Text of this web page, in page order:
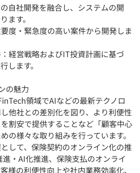
自社開発を融合し、システムの開
ます。
度・緊急度の高い案件から開発しま
経営戦略およびIT投資計画に基づ
します。
の魅力
領域でAIなどの最新テクノロ
他社との差別化を図り、より利便性
割安で提供することなど「顧客中心
の様々な取り組みを行っています。
して、保険契約のオンライン化の推
・AI化推進、保険支払のオンライ
様の利便性向上や社内業務効率化、